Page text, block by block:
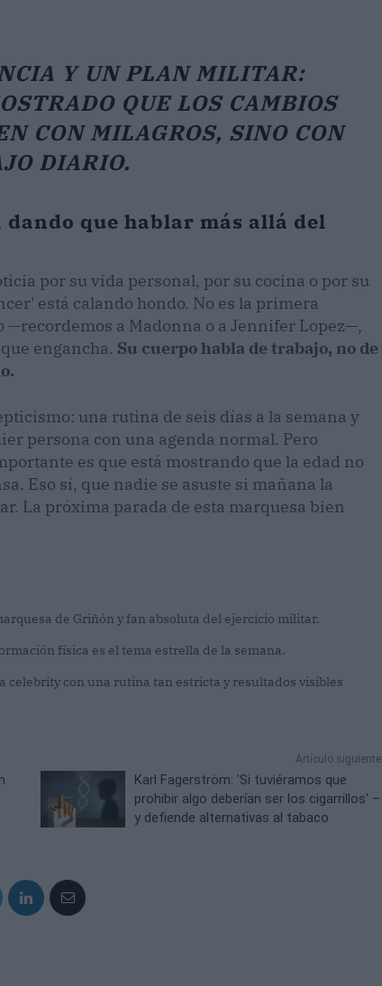
Y UN PLAN MILITAR:
QUE LOS CAMBIOS
CON MILAGROS, SINO CON
DIARIO.
que hablar más allá del
por su vida personal, por su cocina o por su
está calando hondo. No es la primera
a Madonna o a Jennifer Lopez—,
engancha. Su cuerpo habla de trabajo, no de
una rutina de seis días a la semana y
persona con una agenda normal. Pero
es que está mostrando que la edad no
Eso sí, que nadie se asuste si mañana la
La próxima parada de esta marquesa bien
de Griñón y fan absoluta del ejercicio militar.
física es el tema estrella de la semana.
celebrity con una rutina tan estricta y resultados visibles
Artículo siguiente
Karl Fagerström: 'Si tuviéramos que
prohibir algo deberían ser los cigarrillos' –
y defiende alternativas al tabaco